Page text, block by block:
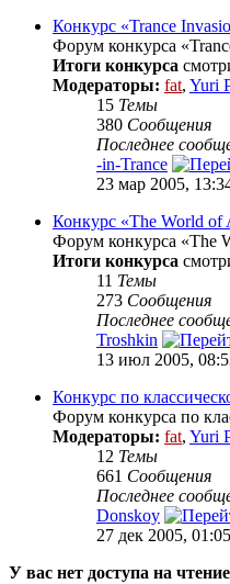
Конкурс «Trance
Форум конкурса
Итоги конкурса
Модераторы: fat, Yuri
15 Темы
380 Сообщения
Последнее
-in-Trance
23 мар 2005,
Конкурс «The World of
Форум конкурса «The
Итоги конкурса
11 Темы
273 Сообщения
Последнее
Troshkin
13 июл 2005,
Конкурс по
Форум конкурса по
Модераторы: fat, Yuri
12 Темы
661 Сообщения
Последнее
Donskoy
27 дек 2005, 01:05
У вас нет доступа на